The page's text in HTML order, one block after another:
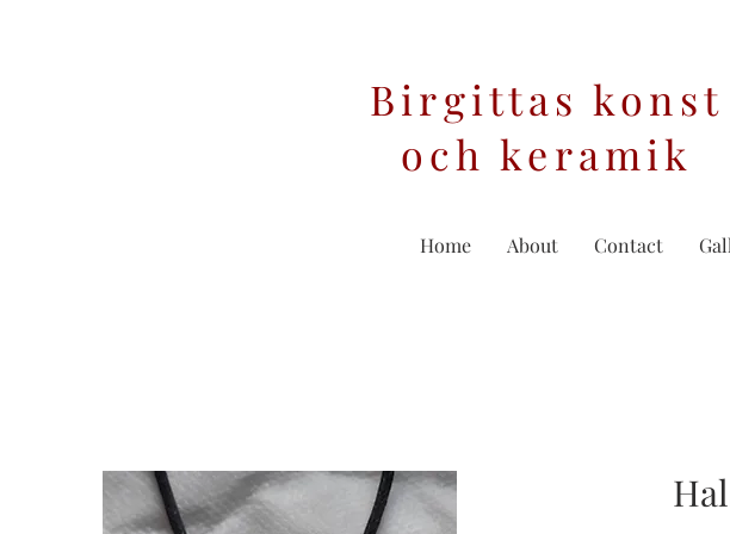
Birgittas konst
och keramik
Home About Contact